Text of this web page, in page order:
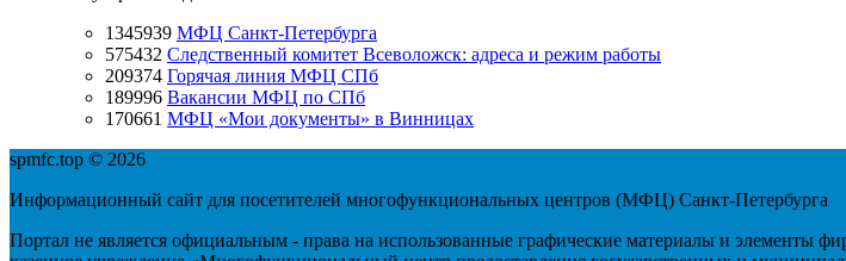
1345939 МФЦ Санкт-Петербурга
575432 Следственный комитет Всеволожск: адреса и режим работы
209374 Горячая линия МФЦ СПб
189996 Вакансии МФЦ по СПб
170661 МФЦ «Мои документы» в Винницах
spmfc.top © 2026
Информационный сайт для посетителей многофункциональных центров (МФЦ) Санкт-Петербурга
Портал не является официальным - права на использованные графические материалы и элементы